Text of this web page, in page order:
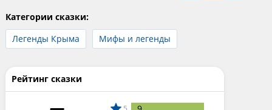
Категории сказки:
Легенды Крыма
Мифы и легенды
Рейтинг сказки